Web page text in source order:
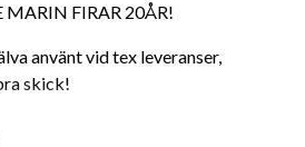
MARIN FIRAR 20ÅR!
använt vid tex leveranser,
skick!